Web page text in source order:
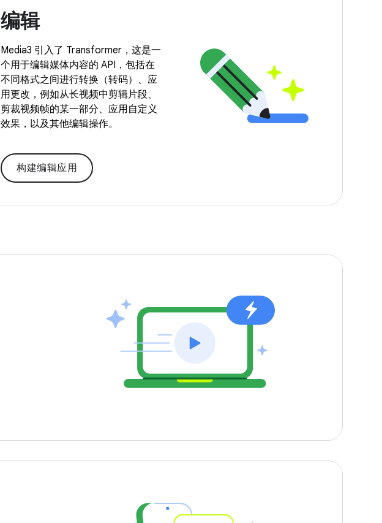
编辑
Media3 引入了 Transformer，这是一
个用于编辑媒体内容的 API，包括在
不同格式之间进行转换（转码）、应
用更改，例如从长视频中剪辑片段、
剪裁视频帧的某一部分、应用自定义
效果，以及其他编辑操作。
构建编辑应用